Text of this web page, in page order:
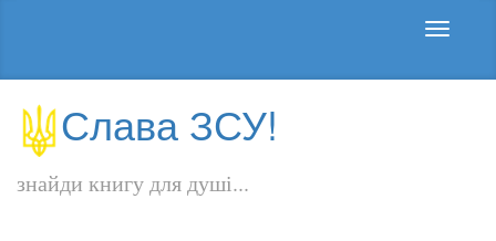
Слава ЗСУ!
знайди книгу для душі...